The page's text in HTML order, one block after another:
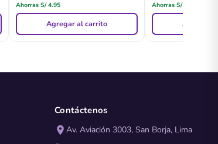
AhorrasS/4.95
Agregar al carrito
Ahorras S/20.59
Agregar
Contáctenos
Av. Aviación 3003, San Borja, Lima